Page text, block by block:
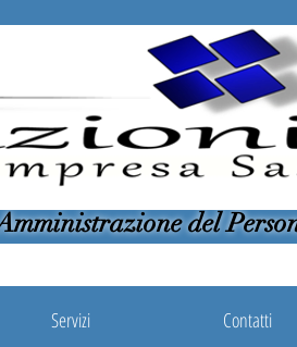
del
Servizi Contatti